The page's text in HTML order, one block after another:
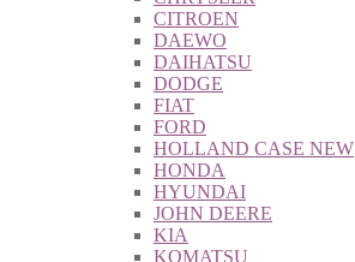
CITROEN
DAEWO
DAIHATSU
DODGE
FIAT
FORD
HOLLAND CASE NEW
HONDA
HYUNDAI
JOHN DEERE
KIA
KOMATSU